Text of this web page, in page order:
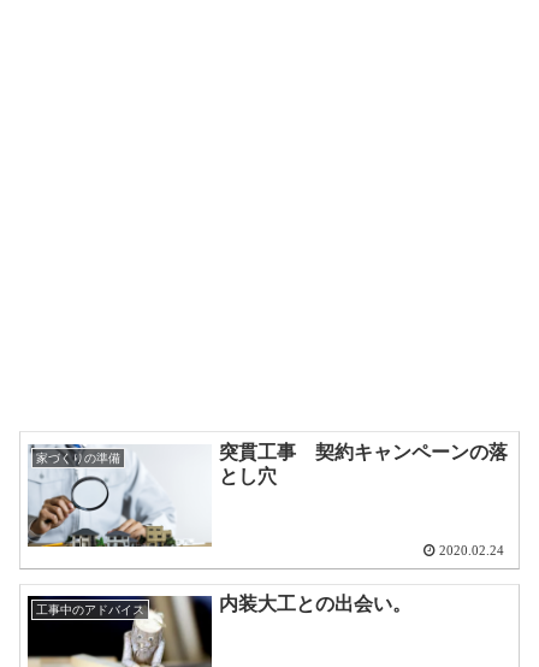
家づくりの準備
突貫工事 契約キャンペーンの落
とし穴
2020.02.24
工事中のアドバイス 内装大工との出会い。